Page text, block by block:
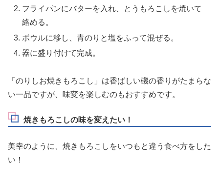
フライパンにバターを入れ、とうもろこしを焼いて
絡める。
ボウルに移し、青のりと塩をふって混ぜる。
器に盛り付けて完成。
「のりしお焼きもろこし」は香ばしい磯の香りがたまらな
い一品ですが、味変を楽しむのもおすすめです。
焼きもろこしの味を変えたい！
美幸のように、焼きもろこしをいつもと違う食べ方をした
い！